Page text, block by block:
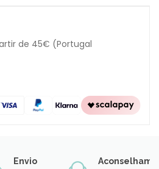
de 45€ (Portugal
Envio